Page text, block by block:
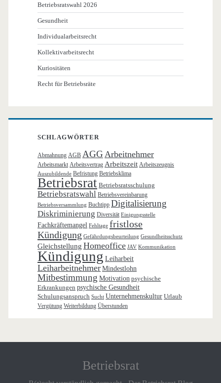
Betriebsratswahl 2026
Gesundheit
Individualarbeitsrecht
Kollektivarbeitsrecht
Kuriositäten
Recht für Betriebsräte
SCHLAGWÖRTER
Abmahnung AGB AGG Arbeitnehmer
Arbeitsmarkt Arbeitsvertrag Arbeitszeit Arbeitszeugnis
Auszubildende Befristung Betriebsklima
Betriebsrat Betriebsratsschulung
Betriebsratswahl Betriebsvereinbarung
Betriebsversammlung Buchtipp Digitalisierung
Diskriminierung Diversität Einigungsstelle
Fachkräftemangel Fehltage fristlose
Kündigung Gefährdungsbeurteilung Gesundheitsschutz
Gleichstellung Homeoffice JAV Kommunikation
Kündigung Leiharbeit
Leiharbeitnehmer Mindestlohn
Mitbestimmung Motivation psychische
Erkrankungen psychische Gesundheit
Schulungsanspruch Sucht Unternehmenskultur Urlaub
Vergütung Weiterbildung Überstunden
Betriebsrat